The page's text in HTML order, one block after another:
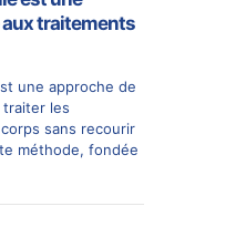
traitements
une approche de
les
sans recourir
méthode, fondée